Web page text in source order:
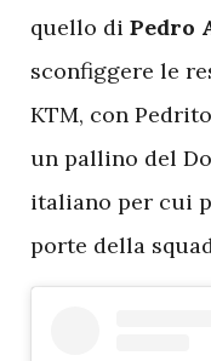
quello di Pedro
sconfiggere le
KTM, con
un pallino del
italiano per cui
porte della